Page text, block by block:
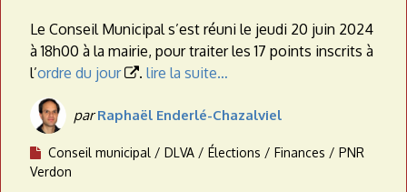
Le Conseil Municipal s’est réuni le jeudi 20 juin 2024
à 18h00 à la mairie, pour traiter les 17 points inscrits à
l’ordre du jour . lire la suite…
parRaphaël Enderlé-Chazalviel
Conseil municipal DLVA Élections Finances
PNR
Verdon